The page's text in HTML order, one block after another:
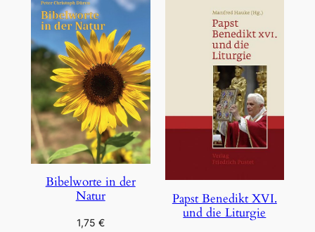
Bibelworte in der
Natur
1,75 €
Papst Benedikt XVI.
und die Liturgie